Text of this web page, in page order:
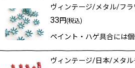
ヴィンテージ/メタル/フラ
33円(税込)
ペイント・ハゲ具合には
ヴィンテージ/日本/メタル